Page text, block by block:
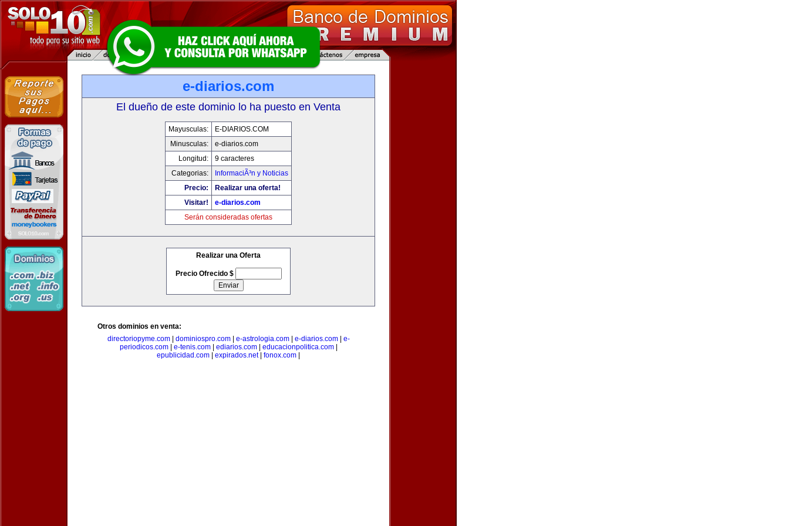
e-diarios.com
El dueño de este dominio lo ha puesto en Venta
Mayusculas:
E-DIARIOS.COM
Minusculas:
e-diarios.com
Longitud:
9 caracteres
Categorias:
InformaciÃ³n y Noticias
Precio:
Realizar una oferta!
Visitar!
e-diarios.com
Serán consideradas ofertas
Realizar una Oferta
Precio Ofrecido $
Otros dominios en venta:
directoriopyme.com| dominiospro.com| e-astrologia.com| e-diarios.com| e-
periodicos.com| e-tenis.com| ediarios.com| educacionpolitica.com|
epublicidad.com
expirados.net| fonox.com